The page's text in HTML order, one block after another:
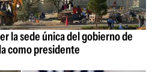
la sede única del gobierno de
como presidente